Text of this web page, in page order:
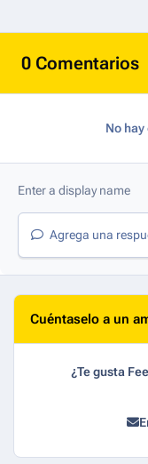
0 Comentarios
No
Agrega una
Cuéntaselo a un
¿Te gusta